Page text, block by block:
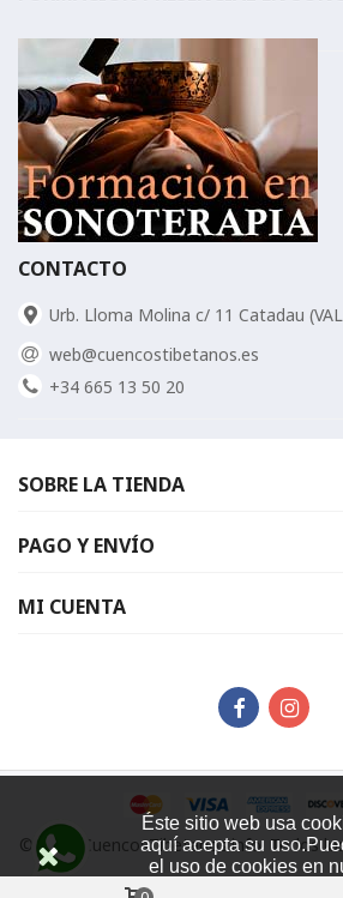
Éste sitio web usa
aquí acepta su
el uso de cookies en
CONTACTO
Urb. Lloma Molina c/ 11 Catadau
web@cuencostibetanos.es
+34 665 13 50 20
SOBRE LA TIENDA
PAGO Y ENVÍO
MI CUENTA
©2026 CuencosTibetanos.info. Todos